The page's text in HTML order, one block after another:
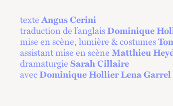
texteAngus Cerini
traduction de l’anglaisDominique
mise en scène, lumière & costumes
assistant mise en scèneMatthieu
dramaturgieSarah Cillaire
avecDominique HollierLena Garrel